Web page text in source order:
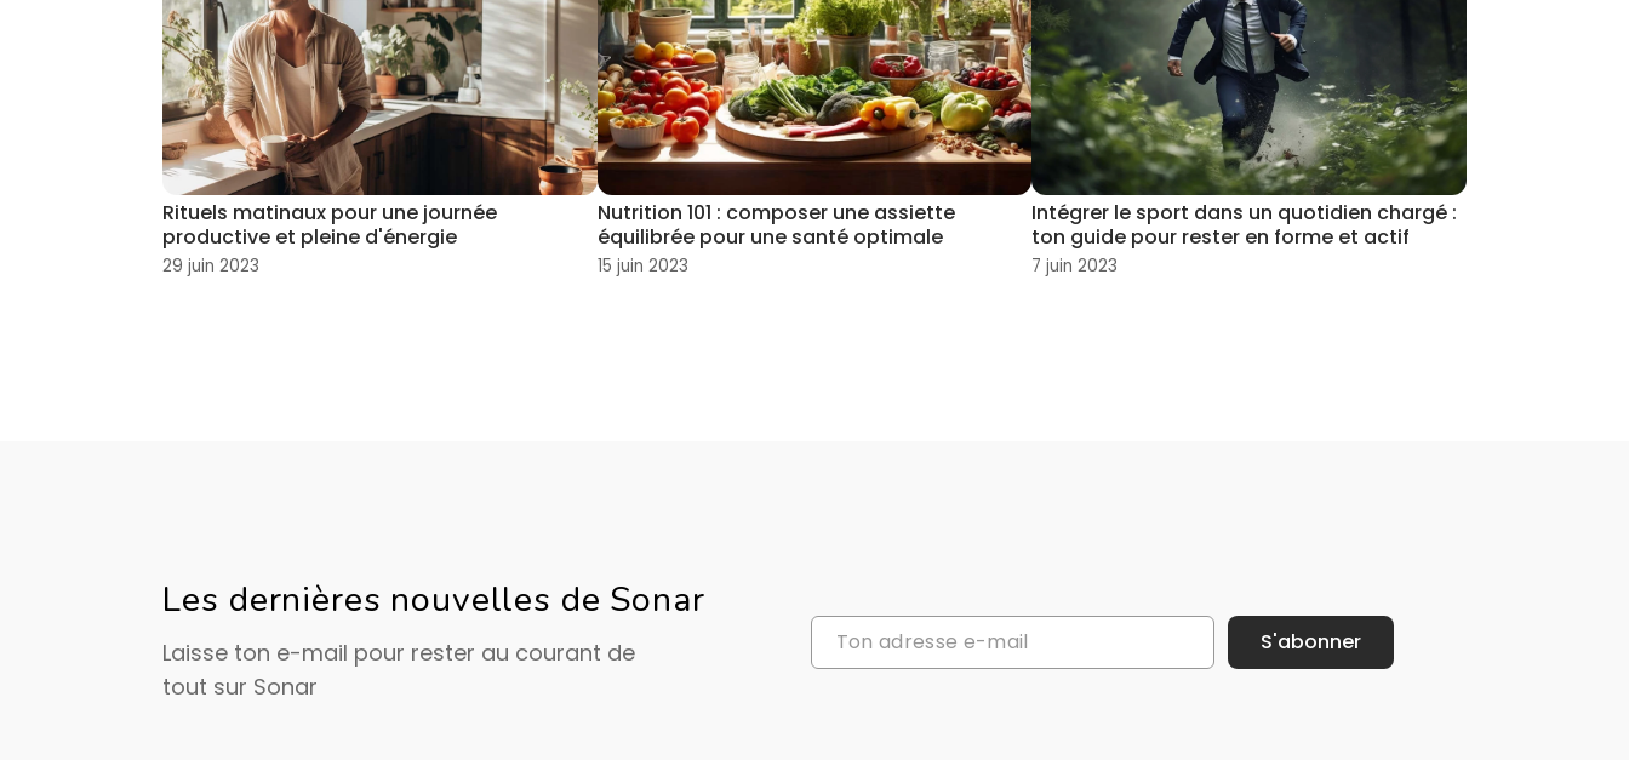
Rituels matinaux pour une journée
productive et pleine d'énergie
29 juin 2023
Nutrition 101 : composer une assiette
équilibrée pour une santé optimale
15 juin 2023
Intégrer le sport dans un quotidien chargé :
ton guide pour rester en forme et actif
7 juin 2023
Les dernières nouvelles de Sonar
Laisse ton e-mail pour rester au courant de
tout sur Sonar
S'abonner